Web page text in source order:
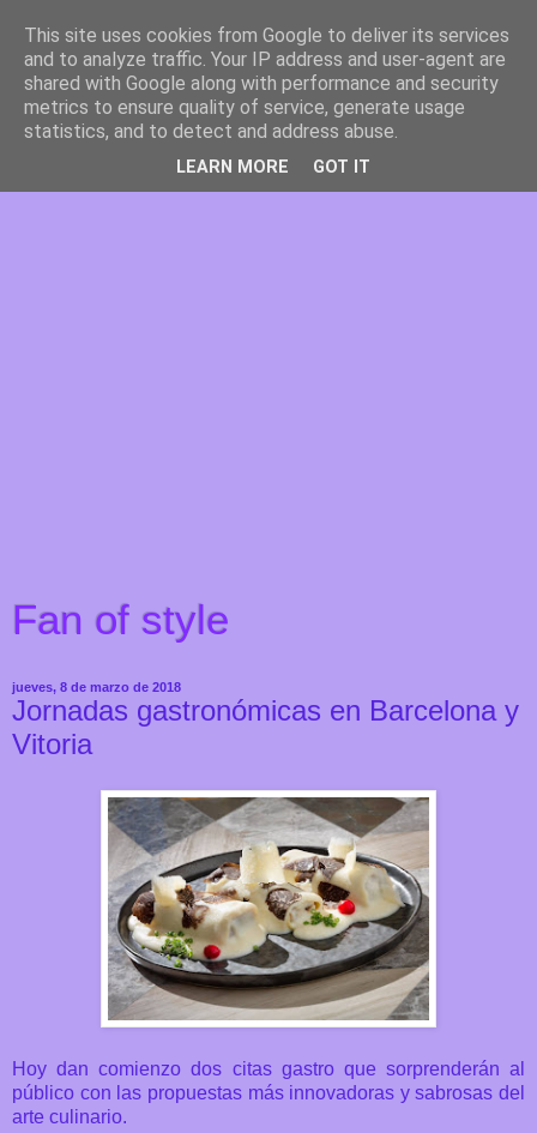
Fan of style
jueves, 8 de marzo de 2018
Jornadas gastronómicas en Barcelona y
Vitoria
Hoy dan comienzo dos citas gastro que sorprenderán al
público con las propuestas más innovadoras y sabrosas del
arte culinario.
This site uses cookies from Google to deliver its services
and to analyze traffic. Your IP address and user-agent are
shared with Google along with performance and security
metrics to ensure quality of service, generate usage
statistics, and to detect and address abuse.
LEARN MORE GOT IT